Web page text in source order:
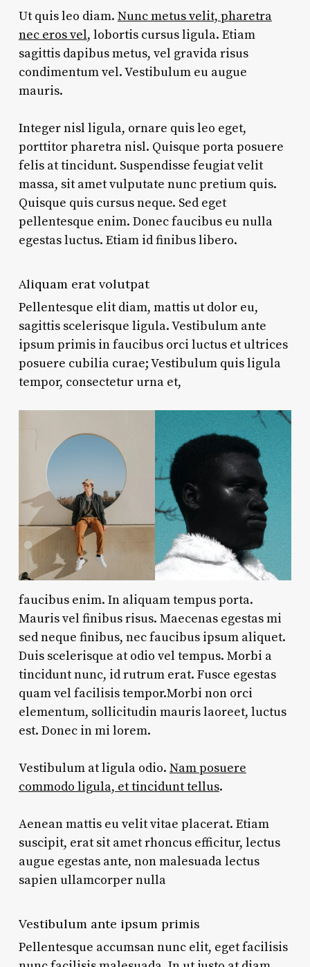
Ut quis leo diam. Nunc metus velit, pharetra
nec eros vel, lobortis cursus ligula. Etiam
sagittis dapibus metus, vel gravida risus
condimentum vel. Vestibulum eu augue
mauris.
Integer nisl ligula, ornare quis leo eget,
porttitor pharetra nisl. Quisque porta posuere
felis at tincidunt. Suspendisse feugiat velit
massa, sit amet vulputate nunc pretium quis.
Quisque quis cursus neque. Sed eget
pellentesque enim. Donec faucibus eu nulla
egestas luctus. Etiam id finibus libero.
Aliquam erat volutpat
Pellentesque elit diam, mattis ut dolor eu,
sagittis scelerisque ligula. Vestibulum ante
ipsum primis in faucibus orci luctus et ultrices
posuere cubilia curae; Vestibulum quis ligula
tempor, consectetur urna et,
faucibus enim. In aliquam tempus porta.
Mauris vel finibus risus. Maecenas egestas mi
sed neque finibus, nec faucibus ipsum aliquet.
Duis scelerisque at odio vel tempus. Morbi a
tincidunt nunc, id rutrum erat. Fusce egestas
quam vel facilisis tempor.Morbi non orci
elementum, sollicitudin mauris laoreet, luctus
est. Donec in mi lorem.
Vestibulum at ligula odio. Nam posuere
commodo ligula, et tincidunt tellus.
Aenean mattis eu velit vitae placerat. Etiam
suscipit, erat sit amet rhoncus efficitur, lectus
augue egestas ante, non malesuada lectus
sapien ullamcorper nulla
Vestibulum ante ipsum primis
Pellentesque accumsan nunc elit, eget facilisis